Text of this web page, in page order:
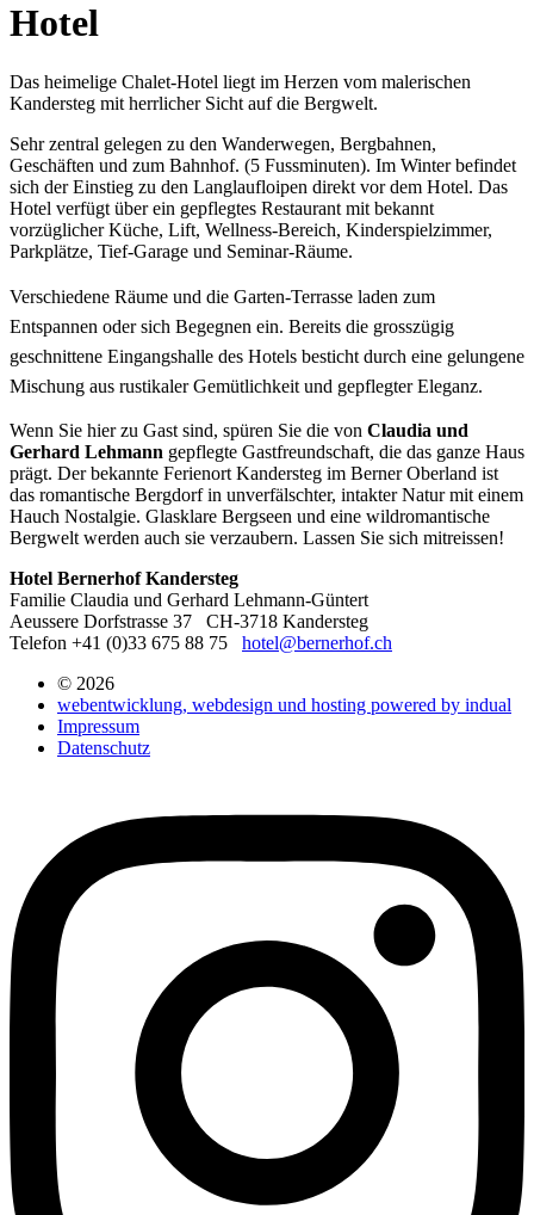
Hotel
Das heimelige Chalet-Hotel liegt im Herzen vom malerischen
Kandersteg mit herrlicher Sicht auf die Bergwelt.
Sehr zentral gelegen zu den Wanderwegen, Bergbahnen,
Geschäften und zum Bahnhof. (5 Fussminuten). Im Winter befindet
sich der Einstieg zu den Langlaufloipen direkt vor dem Hotel. Das
Hotel verfügt über ein gepflegtes Restaurant mit bekannt
vorzüglicher Küche, Lift, Wellness-Bereich, Kinderspielzimmer,
Parkplätze, Tief-Garage und Seminar-Räume.
Verschiedene Räume und die Garten-Terrasse laden zum
Entspannen oder sich Begegnen ein. Bereits die grosszügig
geschnittene Eingangshalle des Hotels besticht durch eine gelungene
Mischung aus rustikaler Gemütlichkeit und gepflegter Eleganz.
Wenn Sie hier zu Gast sind, spüren Sie die von Claudia und
Gerhard Lehmann gepflegte Gastfreundschaft, die das ganze Haus
prägt. Der bekannte Ferienort Kandersteg im Berner Oberland ist
das romantische Bergdorf in unverfälschter, intakter Natur mit einem
Hauch Nostalgie. Glasklare Bergseen und eine wildromantische
Bergwelt werden auch sie verzaubern. Lassen Sie sich mitreissen!
Hotel Bernerhof Kandersteg
Familie Claudia und Gerhard Lehmann-Güntert
Aeussere Dorfstrasse 37
CH-3718 Kandersteg
Telefon +41 (0)33 675 88 75
hotel@bernerhof.ch
© 2026
webentwicklung, webdesign und hosting powered by indual
Impressum
Datenschutz